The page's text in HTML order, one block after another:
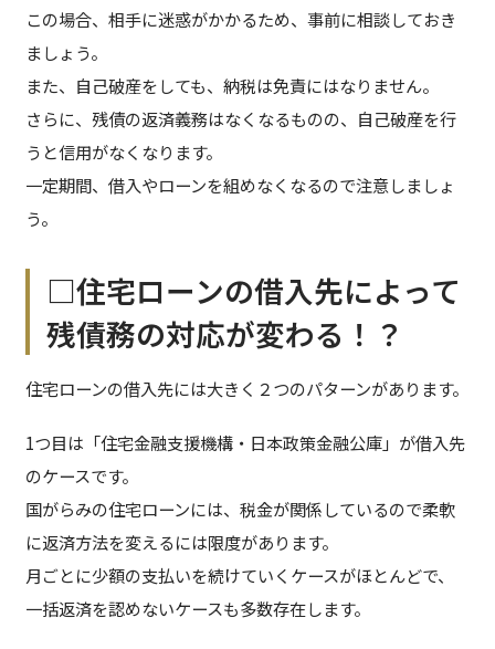
この場合、相手に迷惑がかかるため、事前に相談しておき
ましょう。
また、自己破産をしても、納税は免責にはなりません。
さらに、残債の返済義務はなくなるものの、自己破産を行
うと信用がなくなります。
一定期間、借入やローンを組めなくなるので注意しましょ
う。
□住宅ローンの借入先によって
残債務の対応が変わる！？
住宅ローンの借入先には大きく２つのパターンがあります。
1つ目は「住宅金融支援機構・日本政策金融公庫」が借入先
のケースです。
国がらみの住宅ローンには、税金が関係しているので柔軟
に返済方法を変えるには限度があります。
月ごとに少額の支払いを続けていくケースがほとんどで、
一括返済を認めないケースも多数存在します。